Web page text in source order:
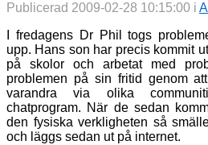
Publicerad 2009-02-28 10:15:00 i
I fredagens Dr Phil togs
upp. Hans son har precis kommit
på skolor och arbetat med
problemen på sin fritid genom
varandra via olika
chatprogram. När de sedan
den fysiska verkligheten så
och läggs sedan ut på internet.